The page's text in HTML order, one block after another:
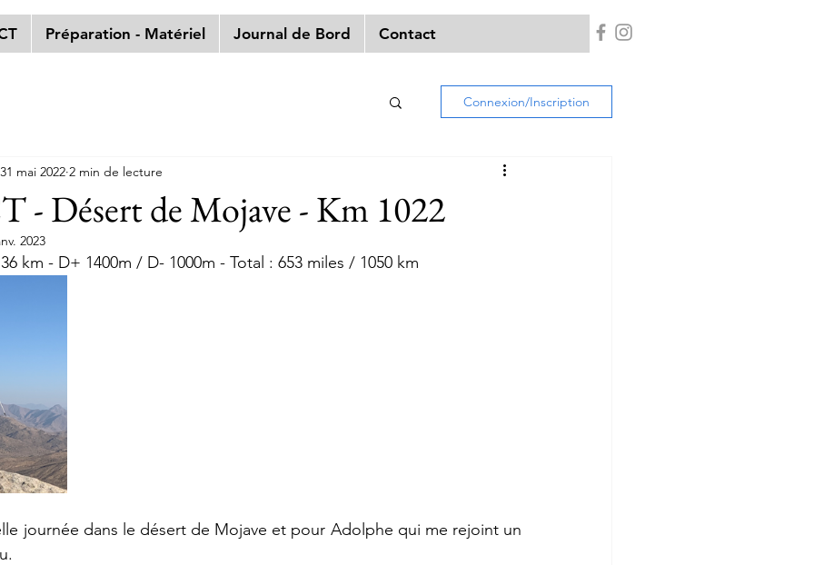
Préparation - Matériel Journal de Bord Contact
Connexion/Inscription
- Désert de Mojave - Km 1022
31 mai 2022 2 min de lecture
2023
km - D+ 1400m / D- 1000m - Total : 653 miles / 1050 km
journée dans le désert de Mojave et pour Adolphe qui me rejoint un